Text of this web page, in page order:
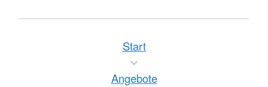
Start
Angebote